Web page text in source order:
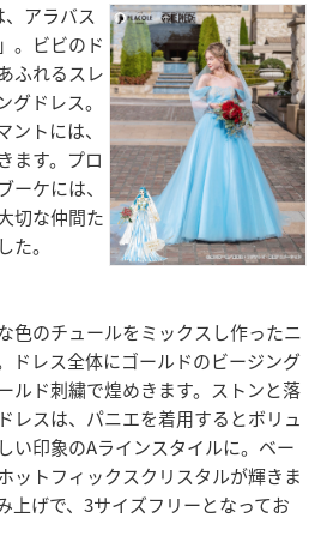
アラバス
。ビビのド
ふれるスレ
グドレス。
トには、
ます。プロ
ーケには、
切な仲間た
た。
色のチュールをミックスし作ったニ
ドレス全体にゴールドのビージング
ルド刺繍で煌めきます。ストンと落
レスは、パニエを着用するとボリュ
い印象のAラインスタイルに。ベー
ットフィックスクリスタルが輝きま
上げで、3サイズフリーとなってお